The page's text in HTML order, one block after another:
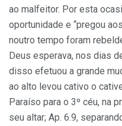
ao malfeitor. Por esta
oportunidade e “pregou
noutro tempo foram
Deus esperava, nos dias
disso efetuou a grande
ao alto levou cativo o
Paraíso para o 3º céu, na
seu altar; Ap. 6.9,